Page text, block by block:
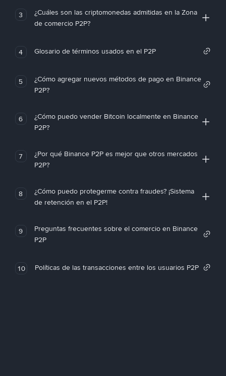
3
¿Cuáles son las criptomonedas admitidas en la Zona
de comercio P2P?
4 Glosario de términos usados en el P2P
5
¿Cómo agregar nuevos métodos de pago en Binance
P2P?
6
¿Cómo puedo vender Bitcoin localmente en Binance
P2P?
7
¿Por qué Binance P2P es mejor que otros mercados
P2P?
8
¿Cómo puedo protegerme contra fraudes? ¡Sistema
de retención en el P2P!
9
Preguntas frecuentes sobre el comercio en Binance
P2P
10 Políticas de las transacciones entre los usuarios P2P